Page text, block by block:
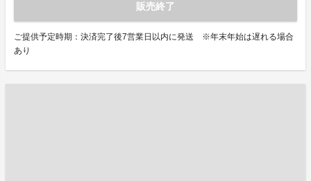
販売終了
ご提供予定時期：決済完了後7営業日以内に発送 ※年末年始は遅れる場合
あり